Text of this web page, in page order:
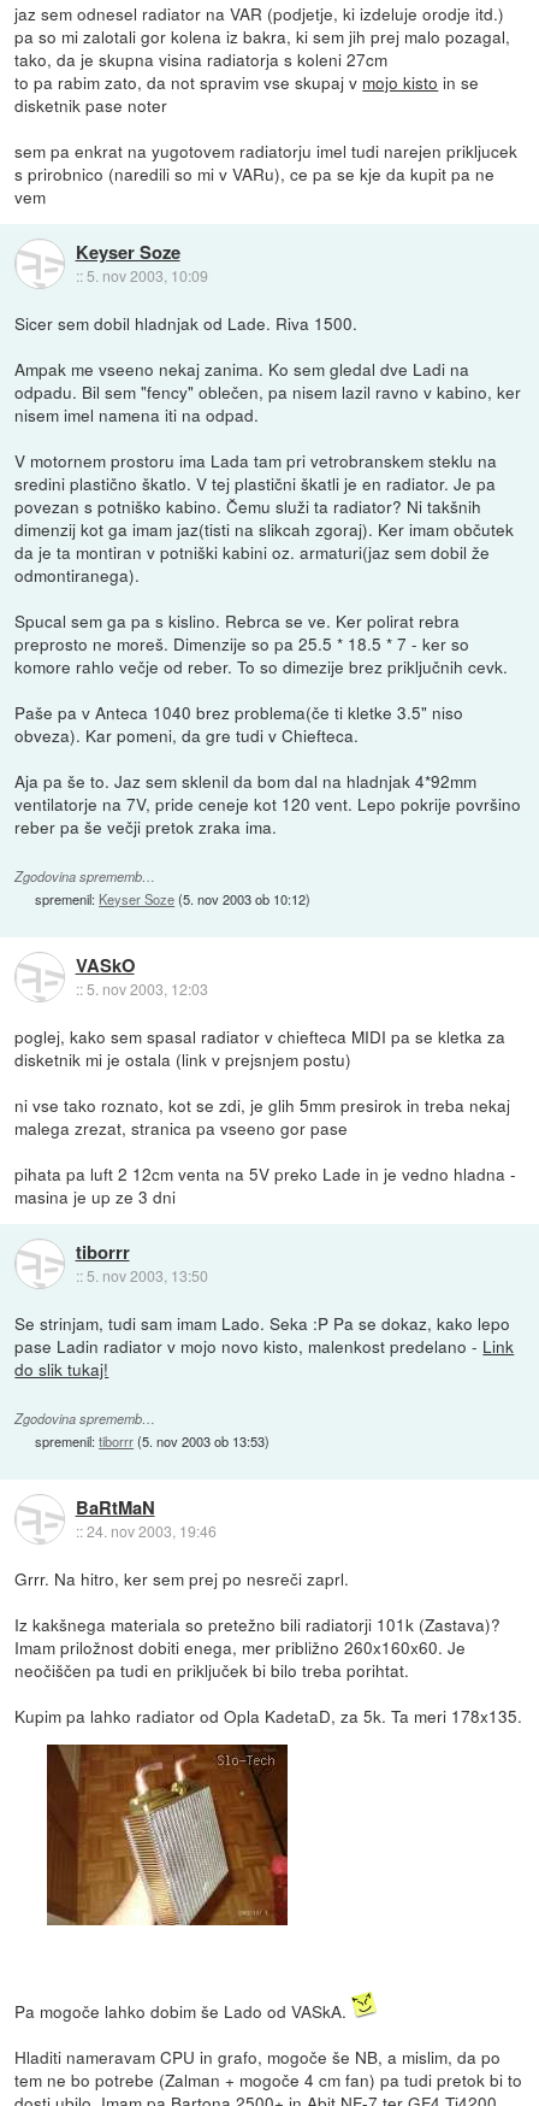
jaz sem odnesel radiator na VAR (podjetje, ki izdeluje orodje itd.)
pa so mi zalotali gor kolena iz bakra, ki sem jih prej malo pozagal,
tako, da je skupna visina radiatorja s koleni 27cm
to pa rabim zato, da not spravim vse skupaj v mojo kisto in se
disketnik pase noter
sem pa enkrat na yugotovem radiatorju imel tudi narejen prikljucek
s prirobnico (naredili so mi v VARu), ce pa se kje da kupit pa ne
vem
Keyser Soze
:: 5. nov 2003, 10:09
Sicer sem dobil hladnjak od Lade. Riva 1500.
Ampak me vseeno nekaj zanima. Ko sem gledal dve Ladi na
odpadu. Bil sem "fency" oblečen, pa nisem lazil ravno v kabino, ker
nisem imel namena iti na odpad.
V motornem prostoru ima Lada tam pri vetrobranskem steklu na
sredini plastično škatlo. V tej plastični škatli je en radiator. Je pa
povezan s potniško kabino. Čemu služi ta radiator? Ni takšnih
dimenzij kot ga imam jaz(tisti na slikcah zgoraj). Ker imam občutek
da je ta montiran v potniški kabini oz. armaturi(jaz sem dobil že
odmontiranega).
Spucal sem ga pa s kislino. Rebrca se ve. Ker polirat rebra
preprosto ne moreš. Dimenzije so pa 25.5 * 18.5 * 7 - ker so
komore rahlo večje od reber. To so dimezije brez priključnih cevk.
Paše pa v Anteca 1040 brez problema(če ti kletke 3.5" niso
obveza). Kar pomeni, da gre tudi v Chiefteca.
Aja pa še to. Jaz sem sklenil da bom dal na hladnjak 4*92mm
ventilatorje na 7V, pride ceneje kot 120 vent. Lepo pokrije površino
reber pa še večji pretok zraka ima.
Zgodovina sprememb…
spremenil: Keyser Soze(5. nov 2003 ob 10:12)
VASkO
::5. nov 2003, 12:03
poglej, kako sem spasal radiator v chiefteca MIDI pa se kletka za
disketnik mi je ostala (link v prejsnjem postu)
ni vse tako roznato, kot se zdi, je glih 5mm presirok in treba nekaj
malega zrezat, stranica pa vseeno gor pase
pihata pa luft 2 12cm venta na 5V preko Lade in je vedno hladna -
masina je up ze 3 dni
tiborrr
:: 5. nov 2003, 13:50
Se strinjam, tudi sam imam Lado. Seka :P Pa se dokaz, kako lepo
pase Ladin radiator v mojo novo kisto, malenkost predelano - Link
do slik tukaj!
Zgodovina sprememb…
spremenil:tiborrr(5. nov 2003 ob 13:53)
BaRtMaN
::24. nov 2003, 19:46
Grrr. Na hitro, ker sem prej po nesreči zaprl.
Iz kakšnega materiala so pretežno bili radiatorji 101k (Zastava)?
Imam priložnost dobiti enega, mer približno 260x160x60. Je
neočiščen pa tudi en priključek bi bilo treba porihtat.
Kupim pa lahko radiator od Opla KadetaD, za 5k. Ta meri 178x135.
Pa mogoče lahko dobim še Lado od VASkA.
Hladiti nameravam CPU in grafo, mogoče še NB, a mislim, da po
tem ne bo potrebe (Zalman + mogoče 4 cm fan) pa tudi pretok bi to